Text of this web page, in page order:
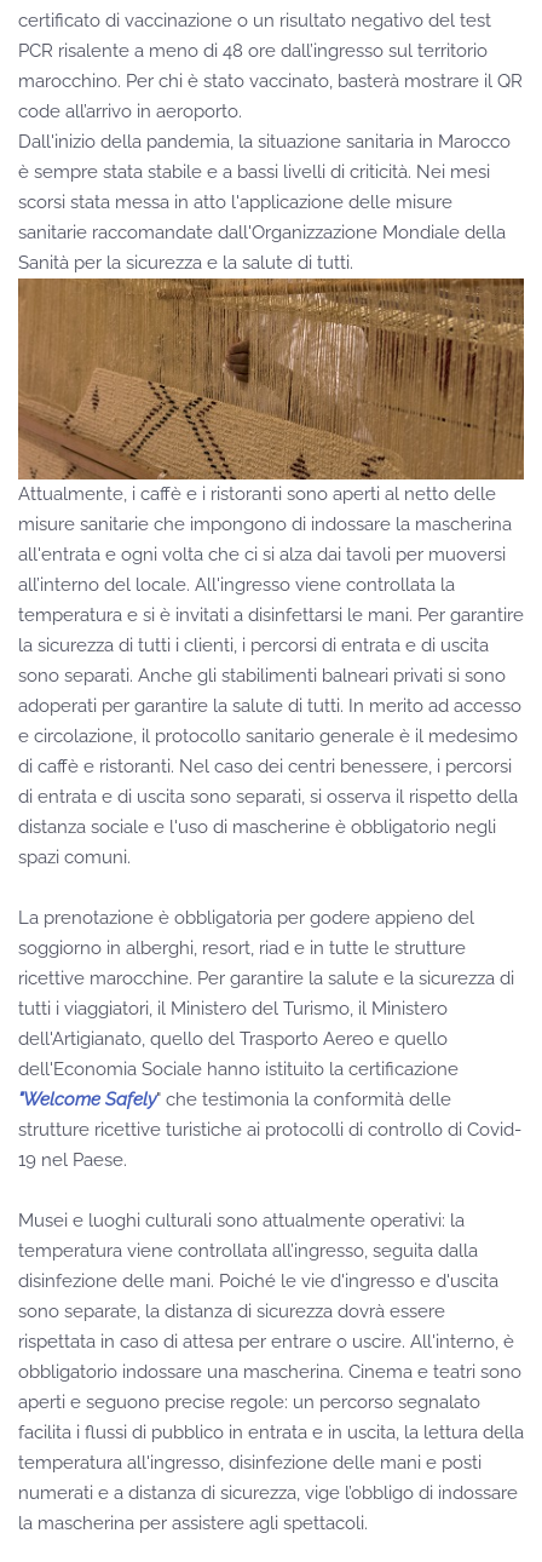
certificato di vaccinazione o un risultato negativo del test
PCR risalente a meno di 48 ore dall’ingresso sul territorio
marocchino. Per chi è stato vaccinato, basterà mostrare il QR
code all’arrivo in aeroporto.
Dall'inizio della pandemia, la situazione sanitaria in Marocco
è sempre stata stabile e a bassi livelli di criticità. Nei mesi
scorsi stata messa in atto l'applicazione delle misure
sanitarie raccomandate dall'Organizzazione Mondiale della
Sanità per la sicurezza e la salute di tutti.
Attualmente, i caffè e i ristoranti sono aperti al netto delle
misure sanitarie che impongono di indossare la mascherina
all'entrata e ogni volta che ci si alza dai tavoli per muoversi
all’interno del locale. All'ingresso viene controllata la
temperatura e si è invitati a disinfettarsi le mani. Per garantire
la sicurezza di tutti i clienti, i percorsi di entrata e di uscita
sono separati. Anche gli stabilimenti balneari privati si sono
adoperati per garantire la salute di tutti. In merito ad accesso
e circolazione, il protocollo sanitario generale è il medesimo
di caffè e ristoranti. Nel caso dei centri benessere, i percorsi
di entrata e di uscita sono separati, si osserva il rispetto della
distanza sociale e l'uso di mascherine è obbligatorio negli
spazi comuni.
La prenotazione è obbligatoria per godere appieno del
soggiorno in alberghi, resort, riad e in tutte le strutture
ricettive marocchine. Per garantire la salute e la sicurezza di
tutti i viaggiatori, il Ministero del Turismo, il Ministero
dell'Artigianato, quello del Trasporto Aereo e quello
dell'Economia Sociale hanno istituito la certificazione
"Welcome Safely" che testimonia la conformità delle
strutture ricettive turistiche ai protocolli di controllo di Covid-
19 nel Paese.
Musei e luoghi culturali sono attualmente operativi: la
temperatura viene controllata all’ingresso, seguita dalla
disinfezione delle mani. Poiché le vie d'ingresso e d'uscita
sono separate, la distanza di sicurezza dovrà essere
rispettata in caso di attesa per entrare o uscire. All'interno, è
obbligatorio indossare una mascherina. Cinema e teatri sono
aperti e seguono precise regole: un percorso segnalato
facilita i flussi di pubblico in entrata e in uscita, la lettura della
temperatura all'ingresso, disinfezione delle mani e posti
numerati e a distanza di sicurezza, vige l’obbligo di indossare
la mascherina per assistere agli spettacoli.